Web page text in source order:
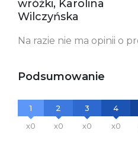
wróżki, Karolina
Wilczyńska
Na razie nie ma opinii o
Podsumowanie
1
x0
2
x0
3
x0
4
x0